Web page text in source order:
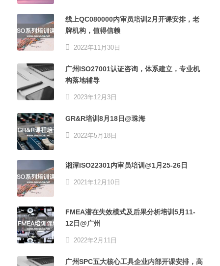
线上QC080000内审员培训2月开课安排，老
牌机构，值得信赖
2022年11月30日
广州ISO27001认证咨询，体系建立，专业机
构落地辅导
2023年12月3日
GR&R培训8月18日@珠海
2022年5月18日
湘潭ISO22301内审员培训@1月25-26日
2021年12月10日
FMEA潜在失效模式及后果分析培训5月11-
12日@广州
2022年2月11日
广州SPC五大核心工具企业内部开课安排，高